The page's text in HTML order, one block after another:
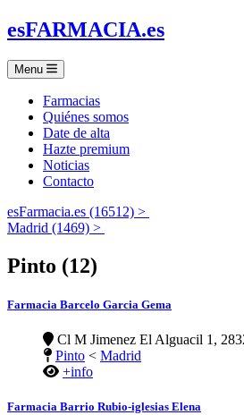
esFARMACIA.es
Menu
Farmacias
Quiénes somos
Date de alta
Hazte premium
Noticias
Contacto
esFarmacia.es (16512) >
Madrid (1469) >
Pinto (12)
Farmacia Barcelo Garcia Gema
Cl M Jimenez El Alguacil 1,
Pinto < Madrid
+info
Farmacia Barrio Rubio-iglesias Elena